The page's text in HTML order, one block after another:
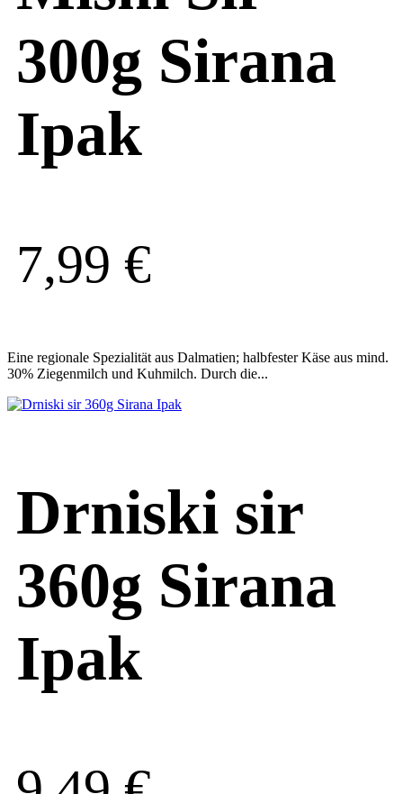
300g Sirana
Ipak
7,99 €
Eine regionale Spezialität aus Dalmatien; halbfester Käse aus mind.
30% Ziegenmilch und Kuhmilch. Durch die...
Drniski sir
360g Sirana
Ipak